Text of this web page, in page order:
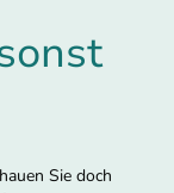
Sie doch